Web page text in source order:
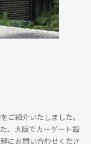
ご紹介いたしました。
、大阪でカーゲート設
にお問い合わせくださ